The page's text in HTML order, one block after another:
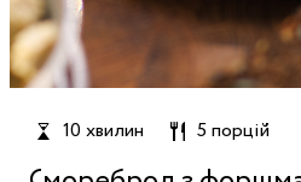
10 хвилин 5 порцій